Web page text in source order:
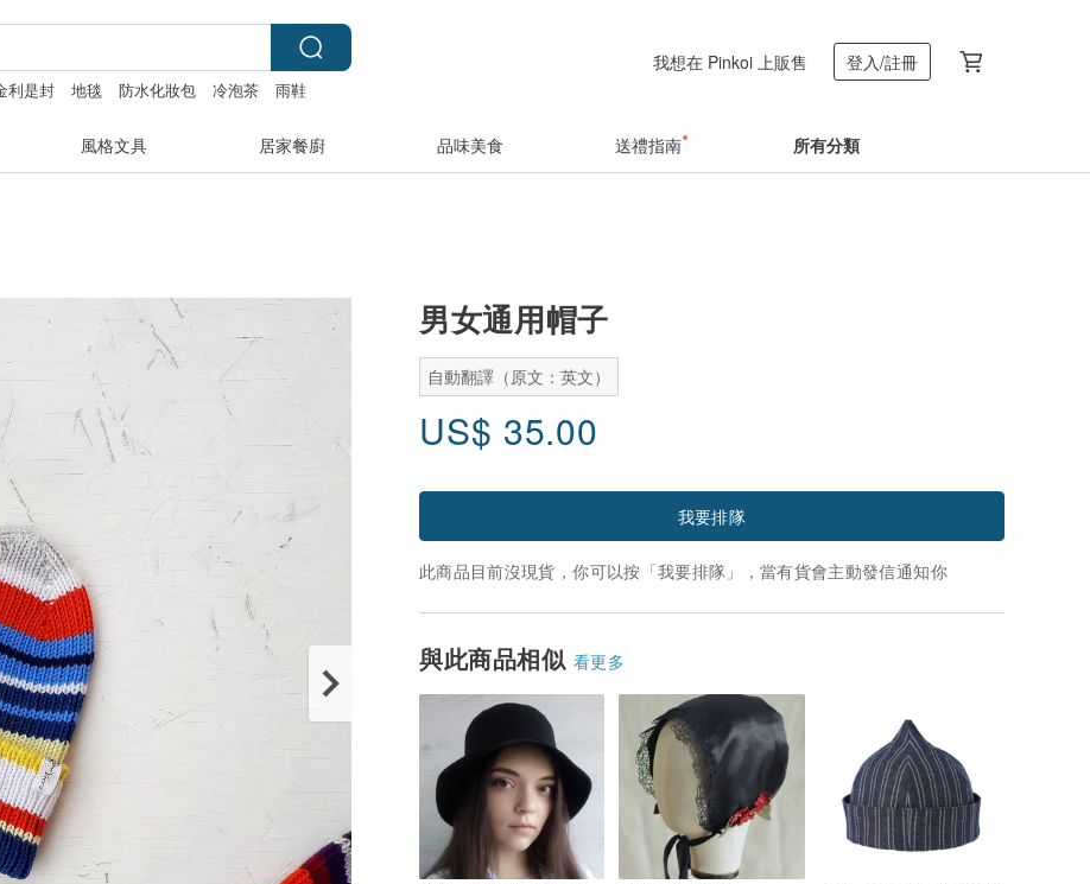
利是封 地毯 防水化妝包 冷泡茶 雨鞋
我想在 Pinkoi 上販售 登入/註冊
風格文具 居家餐廚 品味美食 送禮指南 所有分類
男女通用帽子
自動翻譯（原文：英文）
US$ 35.00
我要排隊
此商品目前沒現貨，你可以按「我要排隊」，當有貨會主動發信通知你
與此商品相似 看更多